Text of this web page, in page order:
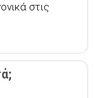
στις